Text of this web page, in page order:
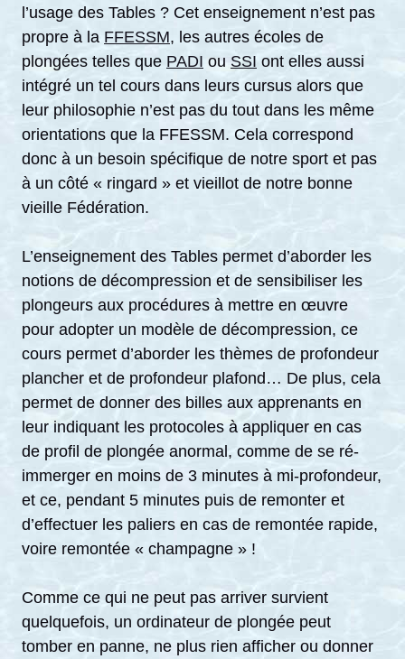
l’usage des Tables ? Cet enseignement n’est pas
propre à la FFESSM, les autres écoles de
plongées telles que PADI ou SSI ont elles aussi
intégré un tel cours dans leurs cursus alors que
leur philosophie n’est pas du tout dans les même
orientations que la FFESSM. Cela correspond
donc à un besoin spécifique de notre sport et pas
à un côté « ringard » et vieillot de notre bonne
vieille Fédération.
L’enseignement des Tables permet d’aborder les
notions de décompression et de sensibiliser les
plongeurs aux procédures à mettre en œuvre
pour adopter un modèle de décompression, ce
cours permet d’aborder les thèmes de profondeur
plancher et de profondeur plafond… De plus, cela
permet de donner des billes aux apprenants en
leur indiquant les protocoles à appliquer en cas
de profil de plongée anormal, comme de se ré-
immerger en moins de 3 minutes à mi-profondeur,
et ce, pendant 5 minutes puis de remonter et
d’effectuer les paliers en cas de remontée rapide,
voire remontée « champagne » !
Comme ce qui ne peut pas arriver survient
quelquefois, un ordinateur de plongée peut
tomber en panne, ne plus rien afficher ou donner